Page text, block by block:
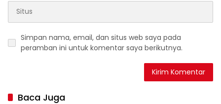
Simpan nama, email, dan situs web saya pada
peramban ini untuk komentar saya berikutnya.
Baca Juga